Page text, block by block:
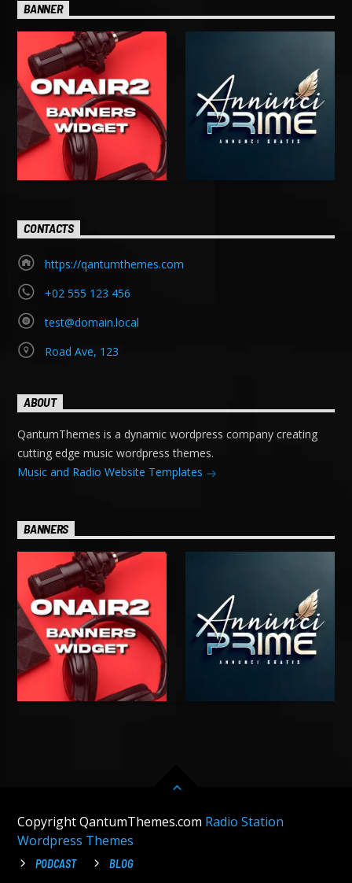
BANNER
CONTACTS
https://qantumthemes.com
+02 555 123 456
test@domain.local
Road Ave, 123
ABOUT
QantumThemes is a dynamic wordpress company creating
cutting edge music wordpress themes.
Music and Radio Website Templates
BANNERS
Copyright QantumThemes.com Radio Station
Wordpress Themes
PODCAST BLOG